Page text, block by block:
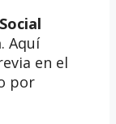
. Aquí
en el
por